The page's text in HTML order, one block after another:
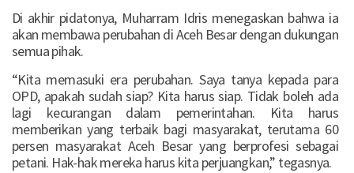
Di akhir pidatonya, Muharram Idris menegaskan bahwa ia
akan membawa perubahan di Aceh Besar dengan dukungan
semua pihak.
“Kita memasuki era perubahan. Saya tanya kepada para
OPD, apakah sudah siap? Kita harus siap. Tidak boleh ada
lagi kecurangan dalam pemerintahan. Kita harus
memberikan yang terbaik bagi masyarakat, terutama 60
persen masyarakat Aceh Besar yang berprofesi sebagai
petani. Hak-hak mereka harus kita perjuangkan,” tegasnya.